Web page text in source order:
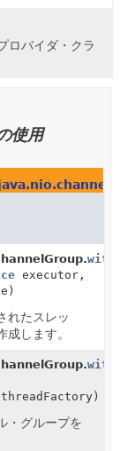
ロバイダ・クラ
使用
executor,
れたスレッ
します。
threadFactory)
・グループを